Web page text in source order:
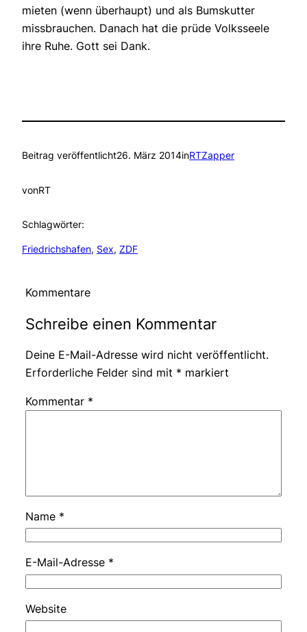
mieten (wenn überhaupt) und als Bumskutter
missbrauchen. Danach hat die prüde Volksseele
ihre Ruhe. Gott sei Dank.
Beitrag veröffentlicht26. März 2014inRTZapper
vonRT
Schlagwörter:
Friedrichshafen, Sex, ZDF
Kommentare
Schreibe einen Kommentar
Deine E-Mail-Adresse wird nicht veröffentlicht.
Erforderliche Felder sind mit * markiert
Kommentar *
Name *
E-Mail-Adresse *
Website